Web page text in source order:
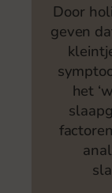
Door
geven
het